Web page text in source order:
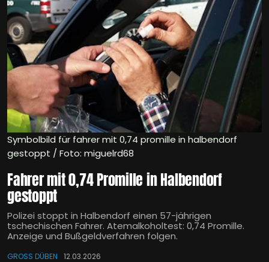
Symbolbild für fahrer mit 0,74 promille in halbendorf
gestoppt / Foto: miguelrd68
Fahrer mit 0,74 Promille in Halbendorf
gestoppt
Polizei stoppt in Halbendorf einen 57-jährigen
tschechischen Fahrer. Atemalkoholtest: 0,74 Promille.
Anzeige und Bußgeldverfahren folgen.
GROSS DÜBEN 12.03.2026